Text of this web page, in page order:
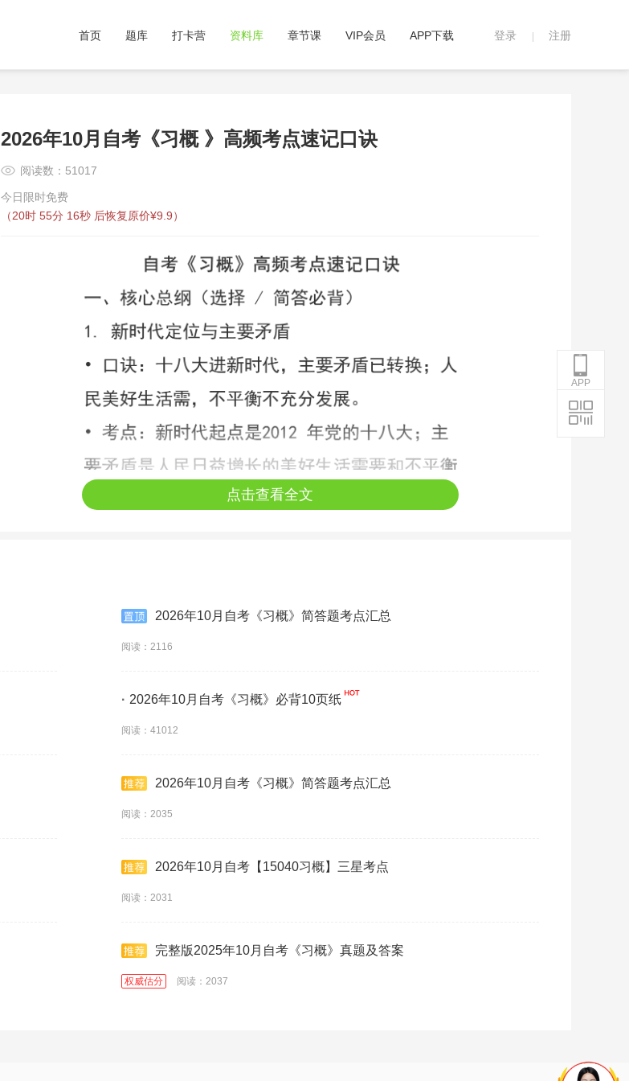
登录 注册
首页 题库 打卡营 资料库 章节课 VIP会员 APP下载
2026年10月自考《习概 》高频考点速记口诀
阅读数：51017
今日限时免费
（20时 55分 16秒 后恢复原价¥9.9）
点击查看全文
2026年10月自考《习概》简答题考点汇总
阅读：2116
· 2026年10月自考《习概》必背10页纸
阅读：41012
2026年10月自考《习概》简答题考点汇总
阅读：2035
2026年10月自考【15040习概】三星考点
阅读：2031
完整版2025年10月自考《习概》真题及答案
权威估分 阅读：2037
APP